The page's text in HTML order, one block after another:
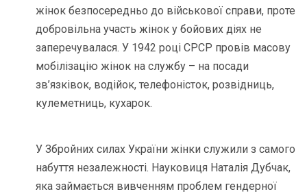
жінок безпосередньо до військової справи, проте
добровільна участь жінок у бойових діях не
заперечувалася. У 1942 році СРСР провів масову
мобілізацію жінок на службу – на посади
зв’язківок, водійок, телефоністок, розвідниць,
кулеметниць, кухарок.
У Збройних силах України жінки служили з самого
набуття незалежності. Науковиця Наталія Дубчак,
яка займається вивченням проблем гендерної